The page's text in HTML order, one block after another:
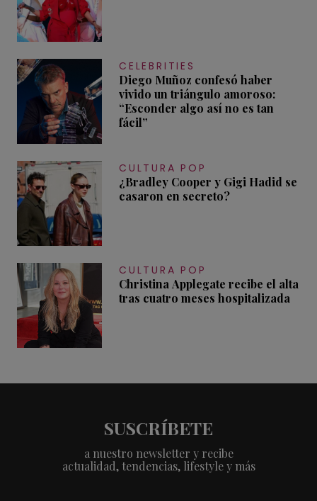
CELEBRITIES
Diego Muñoz confesó haber
vivido un triángulo amoroso:
“Esconder algo así no es tan
fácil”
CULTURA POP
¿Bradley Cooper y Gigi Hadid se
casaron en secreto?
CULTURA POP
Christina Applegate recibe el alta
tras cuatro meses hospitalizada
SUSCRÍBETE
a nuestro newsletter y recibe
actualidad, tendencias, lifestyle y más